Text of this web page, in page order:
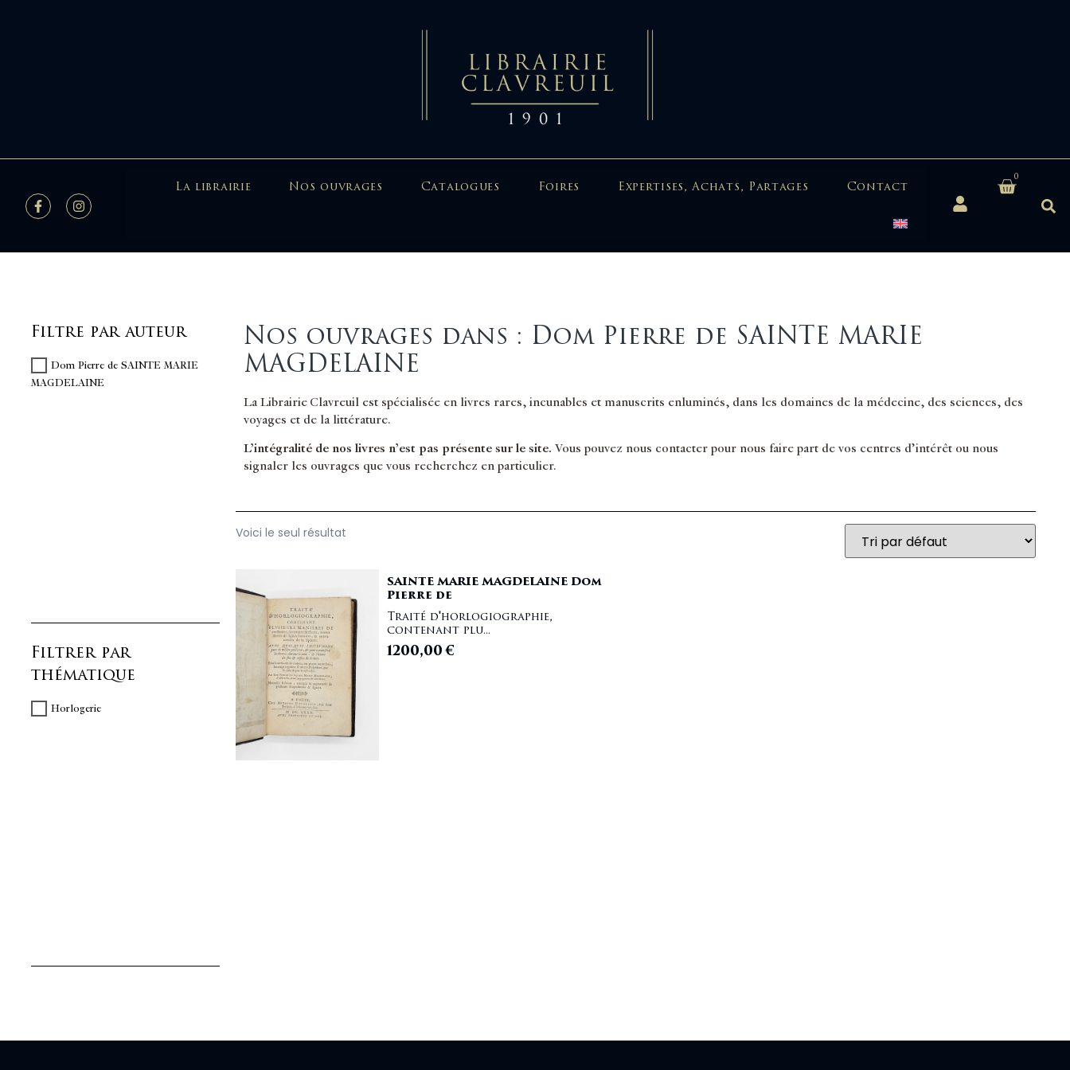
La librairie Nos ouvrages Catalogues Foires Expertises, Achats, Partages Contact
0
Filtre par auteur
Dom Pierre de SAINTE MARIE
MAGDELAINE
Filtrer par
thématique
Horlogerie
Nos ouvrages dans : Dom Pierre de SAINTE MARIE
MAGDELAINE
La Librairie Clavreuil est spécialisée en livres rares, incunables et manuscrits enluminés, dans les domaines de la médecine, des sciences, des
voyages et de la littérature.
L’intégralité de nos livres n’est pas présente sur le site. Vous pouvez nous contacter pour nous faire part de vos centres d’intérêt ou nous
signaler les ouvrages que vous recherchez en particulier.
Voici le seul résultat
SAINTE MARIE MAGDELAINE Dom
Pierre de
Traité d'horlogiographie,
contenant plu...
1200,00€